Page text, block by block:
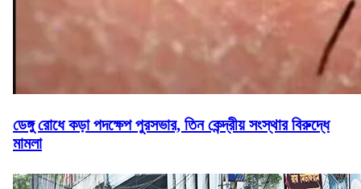
ডেঙ্গু রোধে কড়া পদক্ষেপ পুরসভার, তিন কেন্দ্রীয় সংস্থার বিরুদ্ধে
মামলা